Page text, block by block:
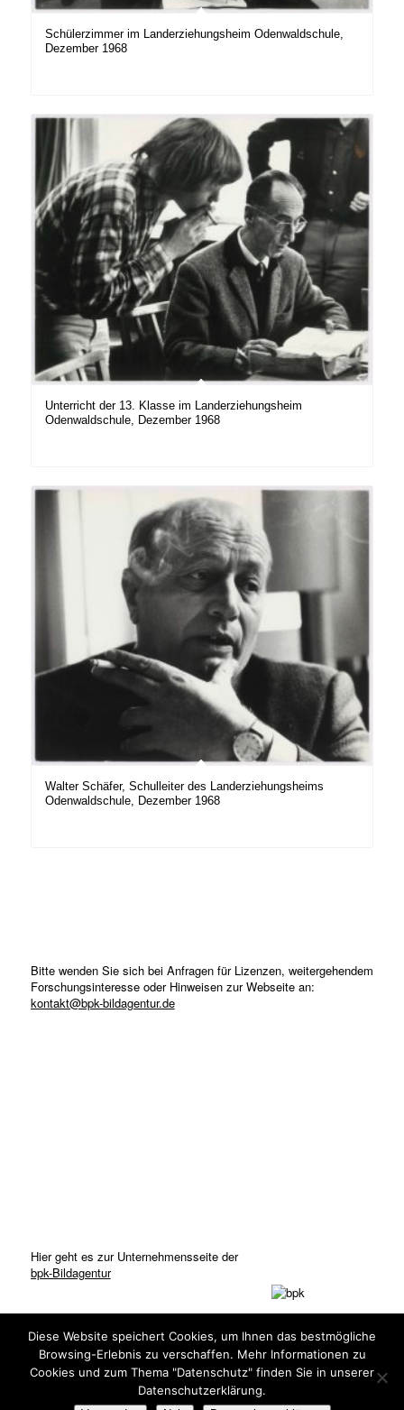
Schülerzimmer im Landerziehungsheim Odenwaldschule,
Dezember 1968
Unterricht der 13. Klasse im Landerziehungsheim
Odenwaldschule, Dezember 1968
Walter Schäfer, Schulleiter des Landerziehungsheims
Odenwaldschule, Dezember 1968
Bitte wenden Sie sich bei Anfragen für Lizenzen, weitergehendem
Forschungsinteresse oder Hinweisen zur Webseite an:
kontakt@bpk-bildagentur.de
Hier geht es zur Unternehmensseite der
bpk-Bildagentur
© Copyright: bpk-Bildagentur 2020
Diese Website speichert Cookies, um Ihnen das bestmögliche
Browsing-Erlebnis zu verschaffen. Mehr Informationen zu
Cookies und zum Thema "Datenschutz" finden Sie in unserer
Datenschutzerklärung.